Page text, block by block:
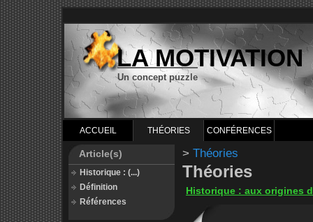
LA MOTIVATION
Un concept puzzle
ACCUEIL THÉORIES CONFÉRENCES
Article(s)
Historique : (...)
Définition
Références
> Théories
Théories
Historique : aux origines